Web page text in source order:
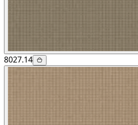
8027.14